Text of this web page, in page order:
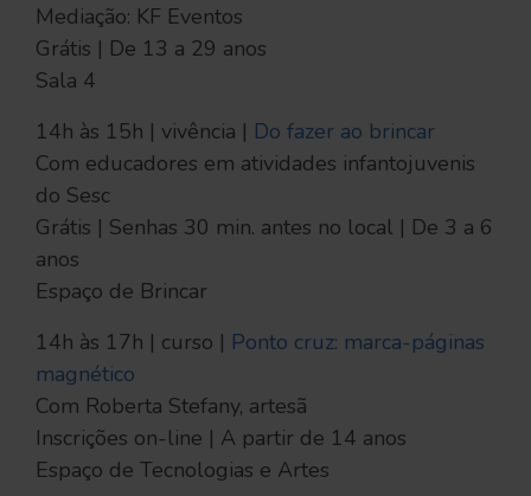
Mediação: KF Eventos
Grátis | De 13 a 29 anos
Sala 4
14h às 15h | vivência | Do fazer ao brincar
Com educadores em atividades infantojuvenis
do Sesc
Grátis | Senhas 30 min. antes no local | De 3 a 6
anos
Espaço de Brincar
14h às 17h | curso | Ponto cruz: marca-páginas
magnético
Com Roberta Stefany, artesã
Inscrições on-line | A partir de 14 anos
Espaço de Tecnologias e Artes